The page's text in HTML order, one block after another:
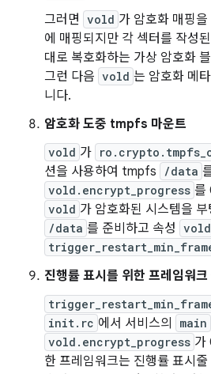
그러면 vold 가 암호화 매핑을
에 매핑되지만 각 섹터를 작성
대로 복호화하는 가상 암호화
그런 다음 vold 는 암호화 메
니다.
암호화 도중 tmpfs 마운트
vold 가
션을 사용하여 tmpfs
/data
vold.encrypt_progress 를
vold 가 암호화된 시스템을
/data 를 준비하고 속성
진행률 표시를 위한 프레임워크
init.rc 에서 서비스의 main
vold.encrypt_progress 가
한 프레임워크는 진행률 표시